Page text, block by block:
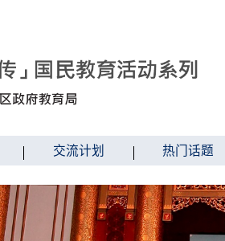
交流计划 热门话题